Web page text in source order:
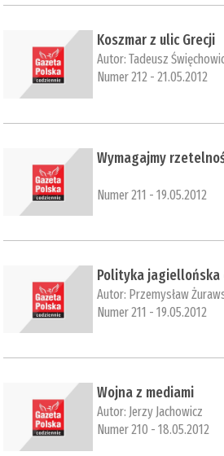
Koszmar z ulic Grecji
Autor:Tadeusz
Numer 212 - 21.05.2012
Wymagajmy
Numer 211 - 19.05.2012
Polityka jagiellońska
Autor: Przemysław
Numer 211 - 19.05.2012
Wojna z mediami
Autor: Jerzy Jachowicz
Numer 210 - 18.05.2012